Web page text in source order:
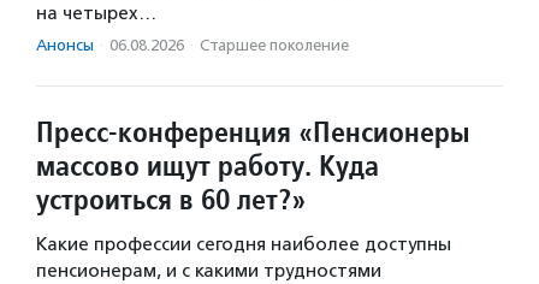
на четырех…
Анонсы · 06.08.2026 · Старшее поколение
Пресс-конференция «Пенсионеры
массово ищут работу. Куда
устроиться в 60 лет?»
Какие профессии сегодня наиболее доступны
пенсионерам, и с какими трудностями